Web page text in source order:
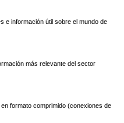
e información útil sobre el mundo de
más relevante del sector
formato comprimido (conexiones de